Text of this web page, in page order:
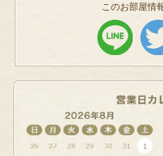
このお部屋情